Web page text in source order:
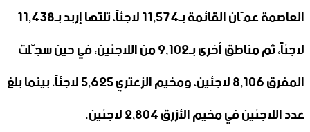
العاصمة عمّان القائمة بـ11,574 لاجئاً، تلتها إربد بـ11,438
لاجئاً، ثم مناطق أخرى بـ9,102 من اللاجئين، في حين سجّلت
المفرق 8,106 لاجئين، ومخيم الزعتري 5,625 لاجئاً، بينما بلغ
عدد اللاجئين في مخيم الأزرق 2,804 لاجئين.